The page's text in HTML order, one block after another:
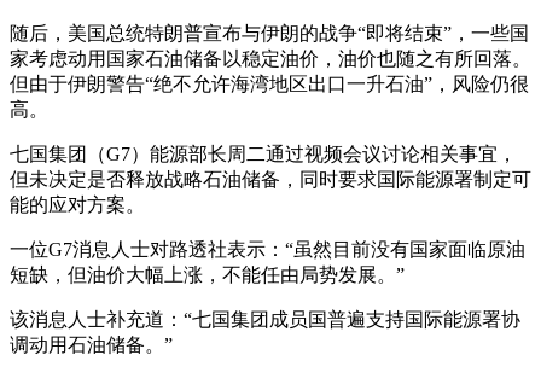
随后，美国总统特朗普宣布与伊朗的战争“即将结束”，一些国
家考虑动用国家石油储备以稳定油价，油价也随之有所回落。
但由于伊朗警告“绝不允许海湾地区出口一升石油”，风险仍很
高。
七国集团（G7）能源部长周二通过视频会议讨论相关事宜，
但未决定是否释放战略石油储备，同时要求国际能源署制定可
能的应对方案。
一位G7消息人士对路透社表示：“虽然目前没有国家面临原油
短缺，但油价大幅上涨，不能任由局势发展。”
该消息人士补充道：“七国集团成员国普遍支持国际能源署协
调动用石油储备。”